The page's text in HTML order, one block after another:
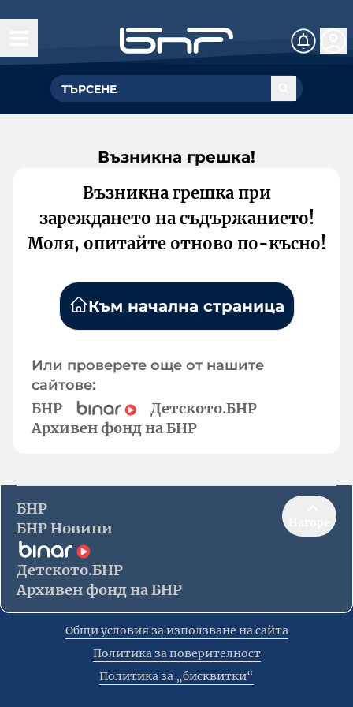
Възникна грешка!
Възникна грешка при
зареждането на съдържанието!
Моля, опитайте отново по-късно!
Към начална страница
Или проверете още от нашите
сайтове:
БНР
Детското.БНР
Архивен фонд на БНР
БНР
БНР Новини
Детското.БНР
Архивен фонд на БНР
Общи условия за използване на сайта
Политика за поверителност
Политика за „бисквитки“